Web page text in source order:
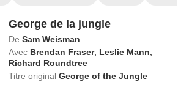
George de la jungle
De Sam Weisman
Avec Brendan Fraser, Leslie Mann
Richard Roundtree
Titre originalGeorge of the Jungle